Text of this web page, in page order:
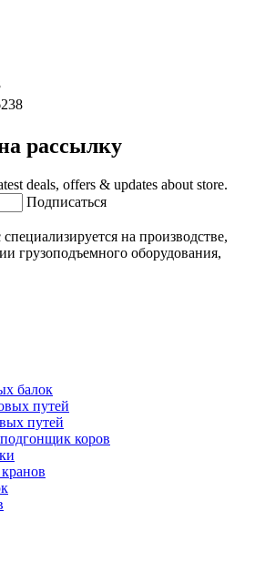
рассылку
deals, offers & updates about store.
Подписаться
на производстве,
грузоподъемного оборудования,
балок
путей
путей
коров